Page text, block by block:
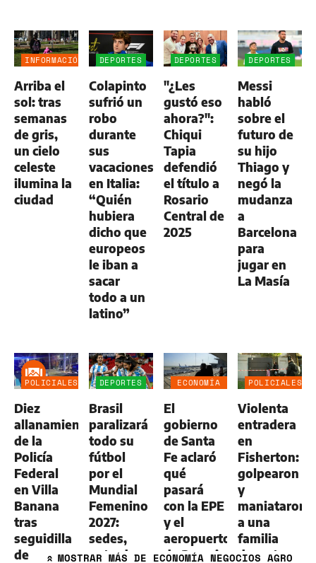
INFORMACIÓN
Arriba el
sol: tras
semanas
de gris,
un cielo
celeste
ilumina la
ciudad
DEPORTES
Colapinto
sufrió un
robo
durante
sus
vacaciones
en Italia:
“Quién
hubiera
dicho que
europeos
le iban a
sacar
todo a un
latino”
DEPORTES
"¿Les
gustó eso
ahora?":
Chiqui
Tapia
defendió
el título a
Rosario
Central de
2025
DEPORTES
Messi
habló
sobre el
futuro de
su hijo
Thiago y
negó la
mudanza
a
Barcelona
para
jugar en
La Masía
POLICIALES
Diez
allanamientos
de la
Policía
Federal
en Villa
Banana
tras
seguidilla
de
DEPORTES
Brasil
paralizará
todo su
fútbol
por el
Mundial
Femenino
2027:
sedes,
entradas
ECONOMÍA
El
gobierno
de Santa
Fe aclaró
qué
pasará
con la EPE
y el
aeropuerto
de Rosario
POLICIALES
Violenta
entradera
en
Fisherton:
golpearon
y
maniataron
a una
familia
durante
» MOSTRAR MÁS DE ECONOMÍA NEGOCIOS AGRO